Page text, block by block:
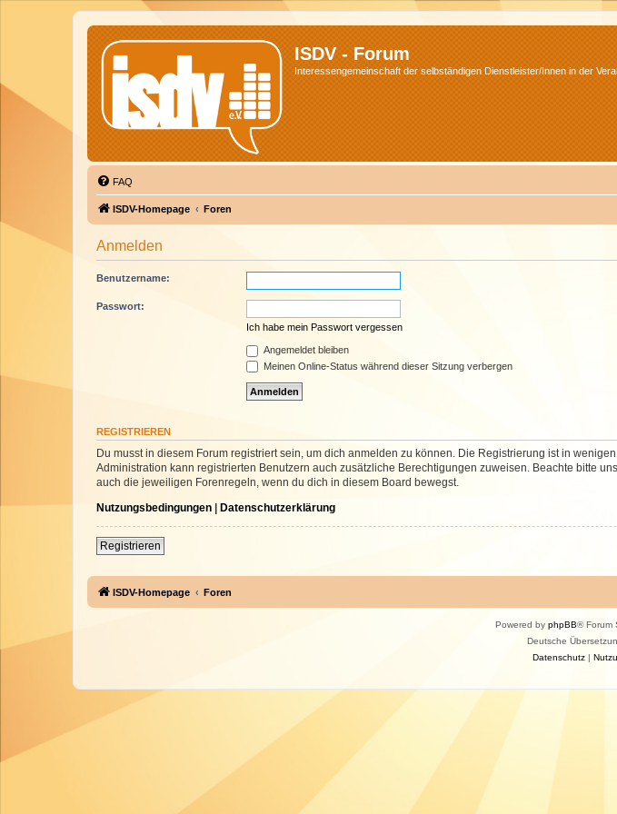
ISDV - Forum
Interessengemeinschaft der selbständigen Dienstleister/Innen in der
FAQ
ISDV-Homepage Foren
Anmelden
Benutzername:
Passwort:
Ich habe mein Passwort vergessen
Angemeldet bleiben
Meinen Online-Status während dieser Sitzung verbergen
REGISTRIEREN
Du musst in diesem Forum registriert sein, um dich anmelden zu können. Die Registrierung ist in
Administration kann registrierten Benutzern auch zusätzliche Berechtigungen zuweisen. Beachte bitte
auch die jeweiligen Forenregeln, wenn du dich in diesem Board bewegst.
Nutzungsbedingungen | Datenschutzerklärung
Registrieren
ISDV-Homepage Foren
Powered by phpBB® Forum
Deutsche
Datenschutz|